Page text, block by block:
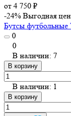
от 4 750 ₽
-24% Выгодная
Бутсы футбольные
0
0
В наличии: 7
В корзину
В наличии: 1
В корзину